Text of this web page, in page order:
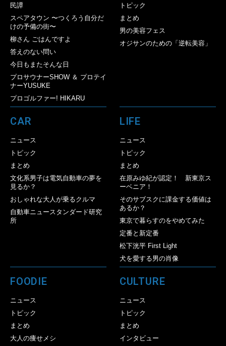
民譚
スペアタウン 〜つくろう自分だ
けの予備の街〜
柳さん ごはんですよ
答えのない問い
今日もまたそんな日
プロサウナーSHOW ＆ プロテイ
ナーYUSUKE
プロゴルファー! HIKARU
トピック
まとめ
男の美容フェス
オジサンのための「逆転美容」
CAR
ニュース
トピック
まとめ
文化系男子は電気自動車の夢を
見るか？
おしゃれな大人が乗るクルマ
自動車ニュースタンダード研究
所
LIFE
ニュース
トピック
まとめ
在原みゆ紀が認定！ 新東京ス
ーベニア！
そのサブスクに課金する価値は
あるか？
東京で暮らすのをやめてみた
定番と新定番
松下洸平 First Light
犬を愛する男の肖像
FOODIE
ニュース
トピック
まとめ
大人の痩せメシ
CULTURE
ニュース
トピック
まとめ
インタビュー